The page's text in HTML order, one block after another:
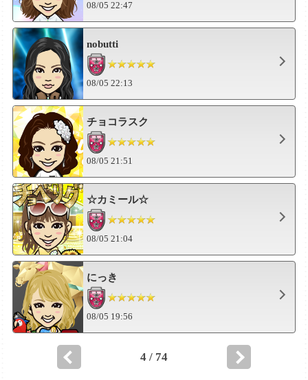
08/05 22:47
nobutti
08/05 22:13
チョコラスク
08/05 21:51
☆カミール☆
08/05 21:04
にっき
08/05 19:56
4 / 74